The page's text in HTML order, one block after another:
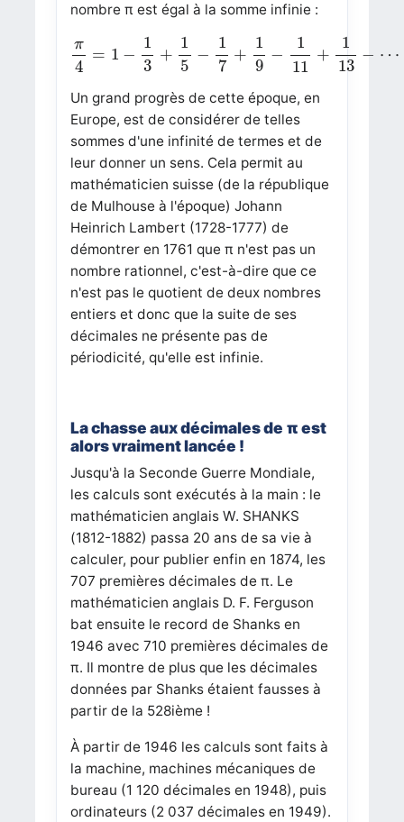
nombre π est égal à la somme infinie :
π
4
= 1 −
1
3
+
1
5
−
1
7
+
1
9
−
1
11
+
1
13
− ⋯
1− + 17 9 11+ −⋯
Un grand progrès de cette époque, en
Europe, est de considérer de telles
sommes d'une infinité de termes et de
leur donner un sens. Cela permit au
mathématicien suisse (de la république
de Mulhouse à l'époque) Johann
Heinrich Lambert (1728-1777) de
démontrer en 1761 que π n'est pas un
nombre rationnel, c'est-à-dire que ce
n'est pas le quotient de deux nombres
entiers et donc que la suite de ses
décimales ne présente pas de
périodicité, qu'elle est infinie.
La chasse aux décimales de π est
alors vraiment lancée !
Jusqu'à la Seconde Guerre Mondiale,
les calculs sont exécutés à la main : le
mathématicien anglais W. SHANKS
(1812-1882) passa 20 ans de sa vie à
calculer, pour publier enfin en 1874, les
707 premières décimales de π. Le
mathématicien anglais D. F. Ferguson
bat ensuite le record de Shanks en
1946 avec 710 premières décimales de
π. Il montre de plus que les décimales
données par Shanks étaient fausses à
partir de la 528ième !
À partir de 1946 les calculs sont faits à
la machine, machines mécaniques de
bureau (1 120 décimales en 1948), puis
ordinateurs (2 037 décimales en 1949).